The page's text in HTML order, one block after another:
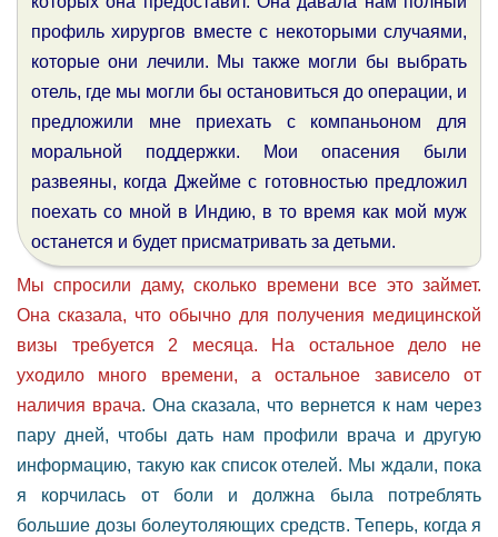
профиль хирургов вместе с некоторыми случаями,
которые они лечили. Мы также могли бы выбрать
отель, где мы могли бы остановиться до операции, и
предложили мне приехать с компаньоном для
моральной поддержки. Мои опасения были
развеяны, когда Джейме с готовностью предложил
поехать со мной в Индию, в то время как мой муж
останется и будет присматривать за детьми.
Мы спросили даму, сколько времени все это займет.
Она сказала, что обычно для получения медицинской
визы требуется 2 месяца. На остальное дело не
уходило много времени, а остальное зависело от
наличия врача. Она сказала, что вернется к нам через
пару дней, чтобы дать нам профили врача и другую
информацию, такую как список отелей. Мы ждали, пока
я корчилась от боли и должна была потреблять
большие дозы болеутоляющих средств. Теперь, когда я